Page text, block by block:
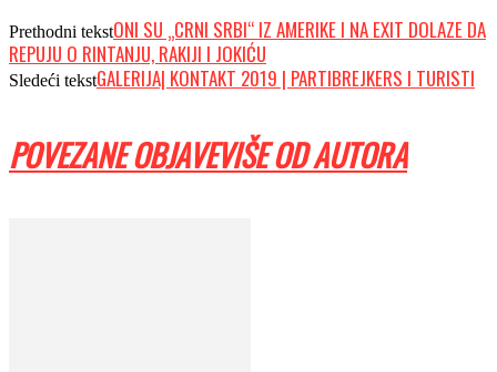
Prethodni tekstONI SU „CRNI SRBI“ IZ AMERIKE I NA EXIT DOLAZE DA
REPUJU O RINTANJU, RAKIJI I JOKIĆU
Sledeći tekstGALERIJA| KONTAKT 2019 | PARTIBREJKERS I TURISTI
POVEZANE OBJAVEVIŠE OD AUTORA